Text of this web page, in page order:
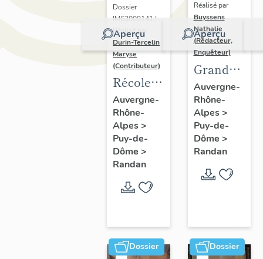
Aperçu
Dossier
IM63009141 |
Réalisé par
Durin-Tercelin
Maryse
(Contributeur)
Récolement-
inventaire
du fonds
mobilier
du
domaine
royal de
Randan
Auvergne-
Rhône-
Alpes>
Puy-de-
Dôme >
Randan
Aperçu
Réalisé par
Buyssens
Nathalie
(Rédacteur,
Enquêteur)
Grand
potager
Auvergne-
Rhône-
Alpes>
Puy-de-
Dôme >
Randan
Dossier Dossier